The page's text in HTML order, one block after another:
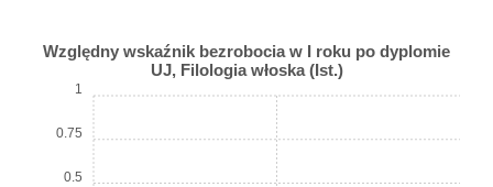
Względny wskaźnik bezrobocia w I roku po dyplomie
UJ, Filologia włoska (Ist.)
0.5
0.75
1